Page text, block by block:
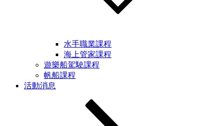
水手職業課程
海上管家課程
遊樂船駕駛課程
帆船課程
活動消息